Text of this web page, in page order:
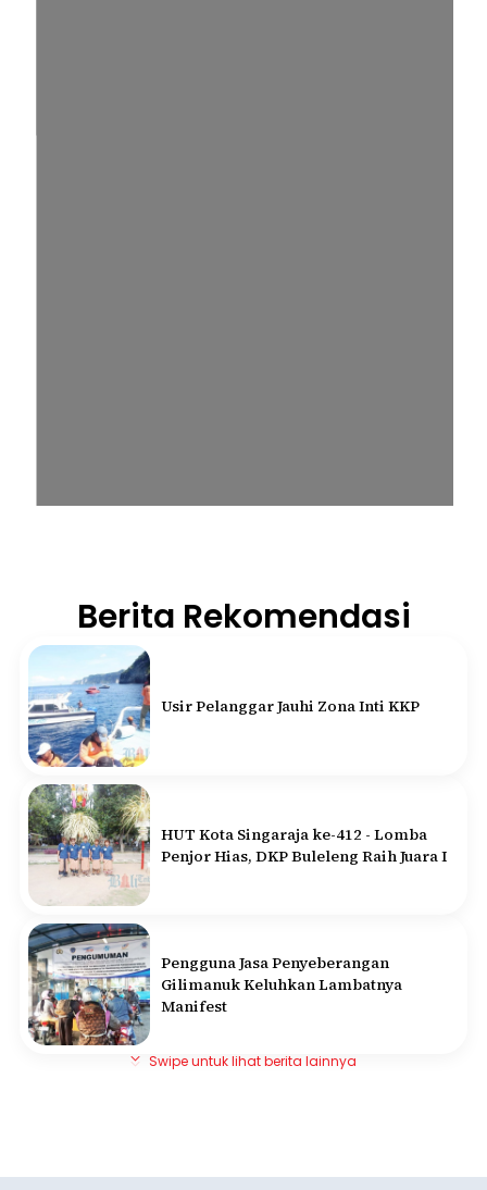
Berita Rekomendasi
Usir Pelanggar Jauhi Zona Inti KKP
HUT Kota Singaraja ke-412 - Lomba
Penjor Hias, DKP Buleleng Raih Juara I
Pengguna Jasa Penyeberangan
Gilimanuk Keluhkan Lambatnya
Manifest
Swipe untuk lihat berita lainnya